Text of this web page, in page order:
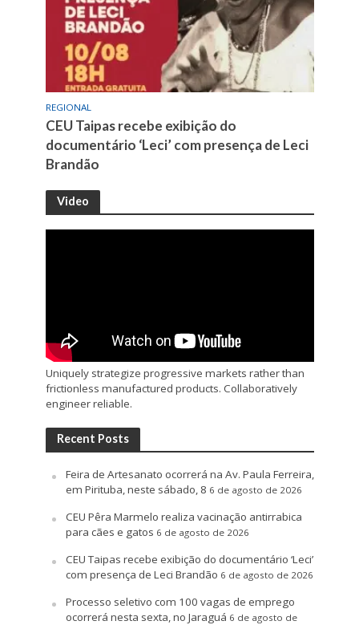
REGIONAL
CEU Taipas recebe exibição do
documentário ‘Leci’ com presença de Leci
Brandão
Video
Uniquely strategize progressive markets rather than
frictionless manufactured products. Collaboratively
engineer reliable.
Recent Posts
Feira de Artesanato ocorrerá na Av. Paula Ferreira,
em Pirituba, neste sábado, 8 6 de agosto de 2026
CEU Pêra Marmelo realiza vacinação antirrabica
para cães e gatos 6 de agosto de 2026
CEU Taipas recebe exibição do documentário ‘Leci’
com presença de Leci Brandão 6 de agosto de 2026
Processo seletivo com 100 vagas de emprego
ocorrerá nesta sexta, no Jaraguá 6 de agosto de